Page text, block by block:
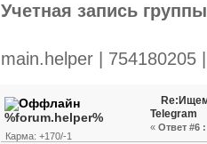
Учетная запись
main.helper |
%forum.helper%
Карма: +170/-1
Telegram
« Ответ #6 :